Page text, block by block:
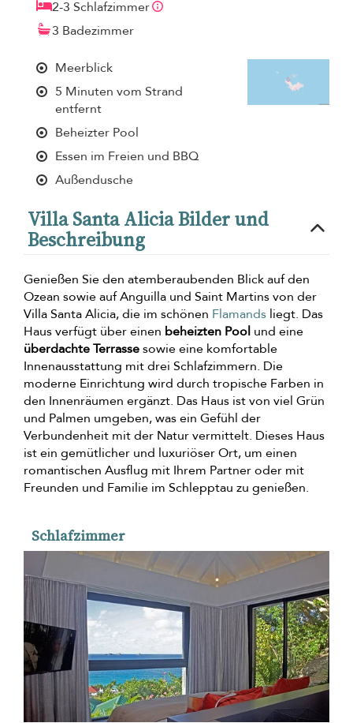
2-3 Schlafzimmer
3 Badezimmer
Meerblick
5 Minuten vom Strand
entfernt
Beheizter Pool
Essen im Freien und BBQ
Außendusche
Villa Santa Alicia Bilder und
Beschreibung
Genießen Sie den atemberaubenden Blick auf den
Ozean sowie auf Anguilla und Saint Martins von der
Villa Santa Alicia, die im schönen Flamands liegt. Das
Haus verfügt über einen beheizten Pool und eine
überdachte Terrassesowie eine komfortable
Innenausstattung mit drei Schlafzimmern. Die
moderne Einrichtung wird durch tropische Farben in
den Innenräumen ergänzt. Das Haus ist von viel Grün
und Palmen umgeben, was ein Gefühl der
Verbundenheit mit der Natur vermittelt. Dieses Haus
ist ein gemütlicher und luxuriöser Ort, um einen
romantischen Ausflug mit Ihrem Partner oder mit
Freunden und Familie im Schlepptau zu genießen.
Schlafzimmer